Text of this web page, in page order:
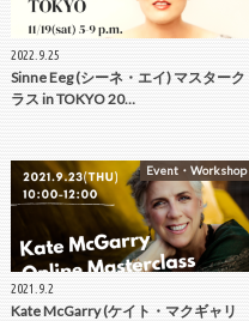
2022.9.25
Sinne Eeg (シーネ・エイ) マスターク
ラス in TOKYO 20…
Event・Workshop
2021.9.2
Kate McGarry (ケイト・マクギャリ